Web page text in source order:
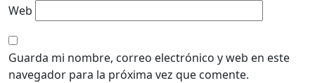
Web
Guarda mi nombre, correo electrónico y web en este
navegador para la próxima vez que comente.